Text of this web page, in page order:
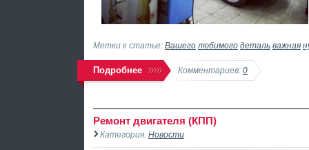
Метки к статье: Вашего любимого деталь важная
Подробнее Комментариев: 0
Ремонт двигателя (КПП)
Категория: Новости